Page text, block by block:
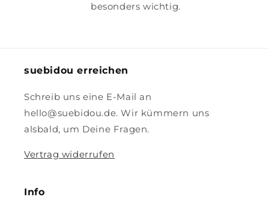
besonders wichtig.
suebidou erreichen
Schreib uns eine E-Mail an
hello@suebidou.de. Wir kümmern uns
alsbald, um Deine Fragen.
Vertrag widerrufen
Info